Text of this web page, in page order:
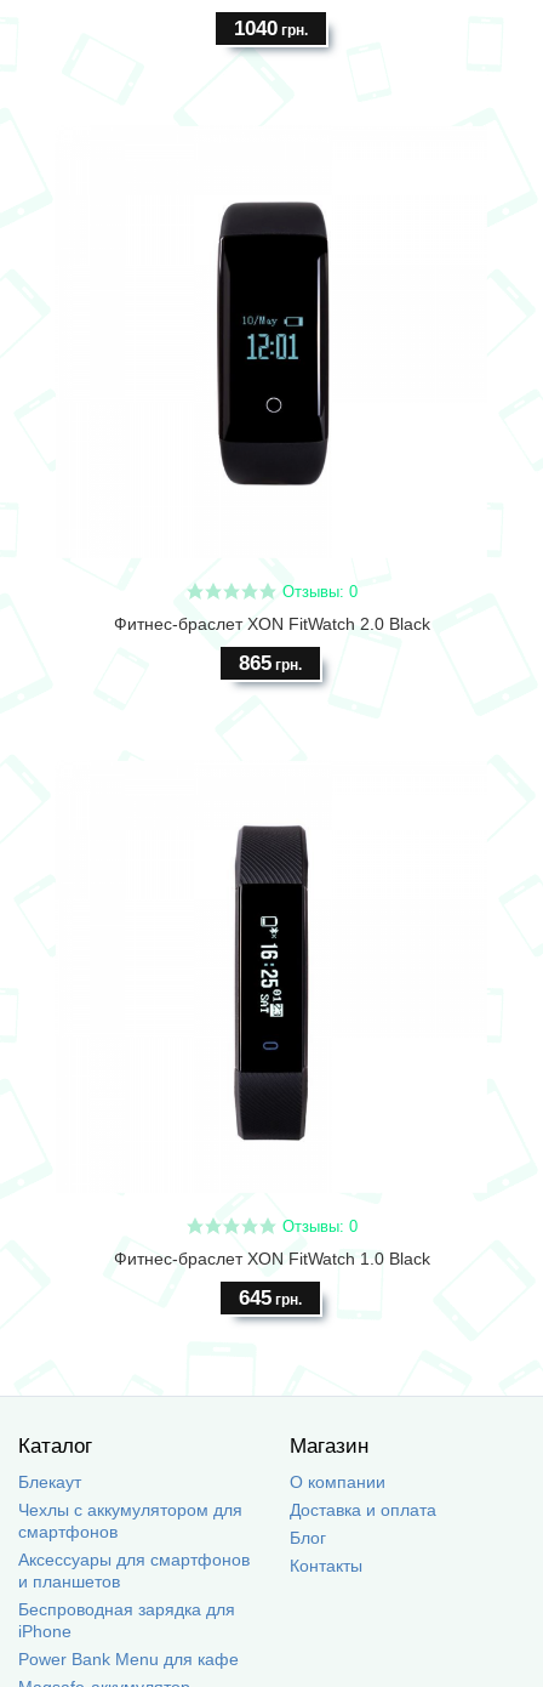
1040грн.
Отзывы: 0
Фитнес-браслет XON FitWatch 2.0 Black
865 грн.
Отзывы: 0
Фитнес-браслет XON FitWatch 1.0 Black
645 грн.
Каталог
Блекаут
Чехлы с аккумулятором для
смартфонов
Аксессуары для смартфонов
и планшетов
Беспроводная зарядка для
iPhone
Power Bank Menu для кафе
Магазин
О компании
Доставка и оплата
Блог
Контакты